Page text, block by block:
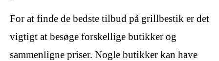
For at finde de bedste tilbud på grillbestik er det
vigtigt at besøge forskellige butikker og
sammenligne priser. Nogle butikker kan have